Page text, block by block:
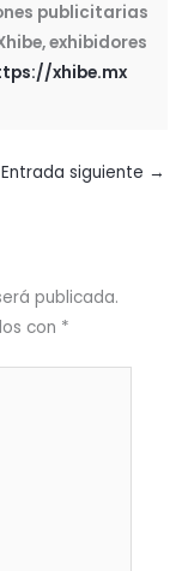
publicitarias
exhibidores
xhibe.mx
Entrada siguiente →
publicada.
con *